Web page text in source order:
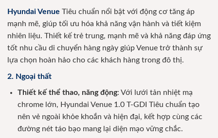
Hyundai Venue Tiêu chuẩn nổi bật với động cơ tăng áp
mạnh mẽ, giúp tối ưu hóa khả năng vận hành và tiết kiệm
nhiên liệu. Thiết kế trẻ trung, mạnh mẽ và khả năng đáp ứng
tốt nhu cầu di chuyển hàng ngày giúp Venue trở thành sự
lựa chọn hoàn hảo cho các khách hàng trong đô thị.
2. Ngoại thất
Thiết kế thể thao, năng động: Với lưới tản nhiệt mạ
chrome lớn, Hyundai Venue 1.0 T-GDI Tiêu chuẩn tạo
nên vẻ ngoài khỏe khoắn và hiện đại, kết hợp cùng các
đường nét táo bạo mang lại diện mạo vững chắc.